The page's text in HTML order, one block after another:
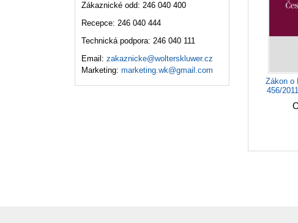
Zákon o
456/
Zákaznické odd: 246 040 400
Recepce: 246 040 444
Technická podpora: 246 040 111
Email: zakaznicke@wolterskluwer.cz
Marketing: marketing.wk@gmail.com